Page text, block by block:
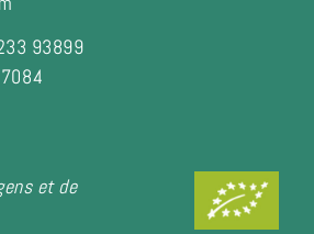
93899
et de